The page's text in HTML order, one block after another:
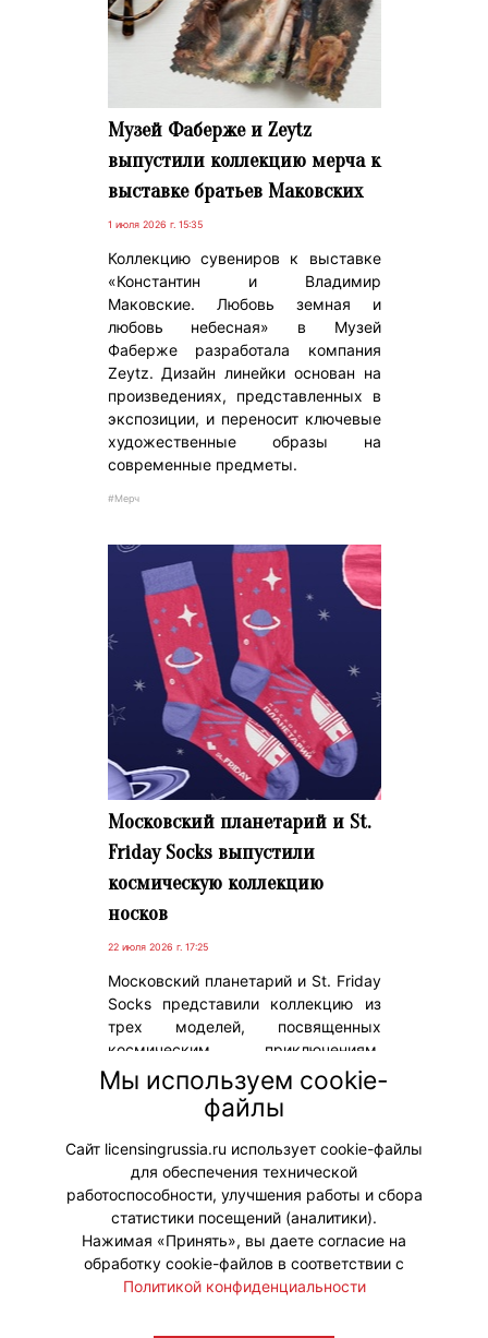
Музей Фаберже и Zeytz
выпустили коллекцию мерча к
выставке братьев Маковских
1 июля 2026 г. 15:35
Коллекцию сувениров к выставке
«Константин и Владимир
Маковские. Любовь земная и
любовь небесная» в Музей
Фаберже разработала компания
Zeytz. Дизайн линейки основан на
произведениях, представленных в
экспозиции, и переносит ключевые
художественные образы на
современные предметы.
#Мерч
Московский планетарий и St.
Friday Socks выпустили
космическую коллекцию
носков
22 июля 2026 г. 17:25
Московский планетарий и St. Friday
Socks представили коллекцию из
трех моделей, посвященных
космическим приключениям,
научным открытиям и легендарной
Обсерватории, которая уже почти
век вдохновляет посетителей
смотреть на небо.
#Мерч #Коллаборации
Мы используем cookie-
файлы
Сайт licensingrussia.ru использует cookie-файлы
для обеспечения технической
работоспособности, улучшения работы и сбора
статистики посещений (аналитики).
Нажимая «Принять», вы даете согласие на
обработку cookie-файлов в соответствии с
Политикой конфиденциальности